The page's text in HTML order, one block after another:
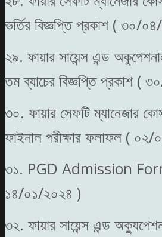
ভর্তির বিজ্ঞপ্তি প্রকাশ ( ৩০/
২৯. ফায়ার সায়েন্স এন্ড
তম ব্যাচের বিজ্ঞপ্তি প্রকাশ (
৩০. ফায়ার সেফটি ম্যানেজার
ফাইনাল পরীক্ষার ফলাফল (
৩১. PGD Admission
১৪/০১/২০২৪ )
৩২. ফায়ার সায়েন্স এন্ড